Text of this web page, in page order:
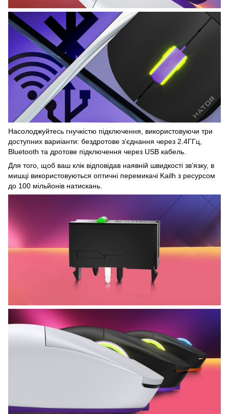
Насолоджуйтесь гнучкістю підключення, використовуючи три
доступних вариіанти: бездротове з’єднання через 2.4ГГц,
Bluetooth та дротове підключення через USB кабель.
Для того, щоб ваш клік відповідав наявній швидкості зв’язку, в
мишці використовуються оптичні перемикачі Kailh з ресурсом
до 100 мільйонів натискань.